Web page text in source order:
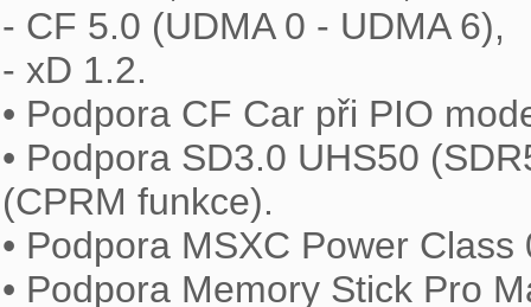
- CF 5.0 (UDMA 0 - UDMA 6),
- xD 1.2.
• Podpora CF Car při PIO
• Podpora SD3.0 UHS50
(CPRM funkce).
• Podpora MSXC Power Class
• Podpora Memory Stick Pro